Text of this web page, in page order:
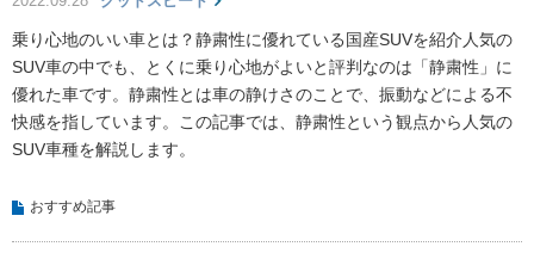
乗り心地のいい車とは？静粛性に優れている国産SUVを紹介人気の
SUV車の中でも、とくに乗り心地がよいと評判なのは「静粛性」に
優れた車です。静粛性とは車の静けさのことで、振動などによる不
快感を指しています。この記事では、静粛性という観点から人気の
SUV車種を解説します。
おすすめ記事